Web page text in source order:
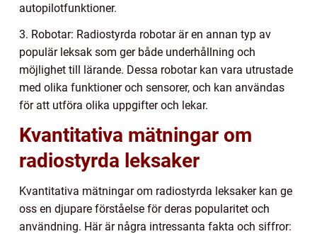
autopilotfunktioner.
3. Robotar: Radiostyrda robotar är en annan typ av
populär leksak som ger både underhållning och
möjlighet till lärande. Dessa robotar kan vara utrustade
med olika funktioner och sensorer, och kan användas
för att utföra olika uppgifter och lekar.
Kvantitativa mätningar om
radiostyrda leksaker
Kvantitativa mätningar om radiostyrda leksaker kan ge
oss en djupare förståelse för deras popularitet och
användning. Här är några intressanta fakta och siffror: